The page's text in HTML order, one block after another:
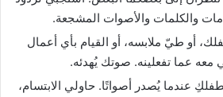
والكلمات والأصوات المشجعة.
أو طيّ ملابسه، أو القيام بأي أعمال
معه عما تفعلينه. صوتك يُهدئه.
عندما يُصدر أصواتًا. حاولي الابتسام،